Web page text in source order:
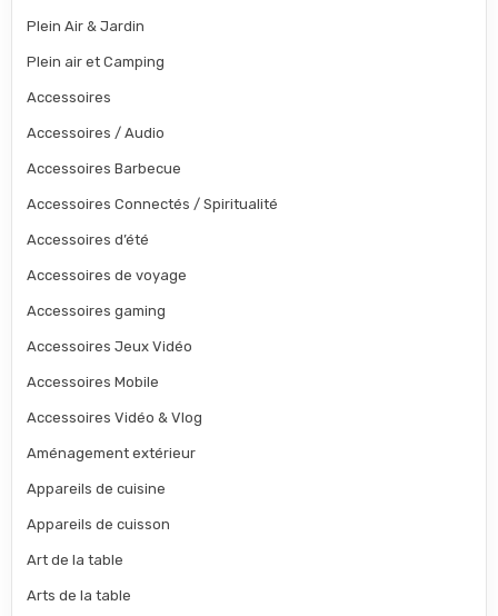
Plein Air & Jardin
Plein air et Camping
Accessoires
Accessoires / Audio
Accessoires Barbecue
Accessoires Connectés / Spiritualité
Accessoires d’été
Accessoires de voyage
Accessoires gaming
Accessoires Jeux Vidéo
Accessoires Mobile
Accessoires Vidéo & Vlog
Aménagement extérieur
Appareils de cuisine
Appareils de cuisson
Art de la table
Arts de la table